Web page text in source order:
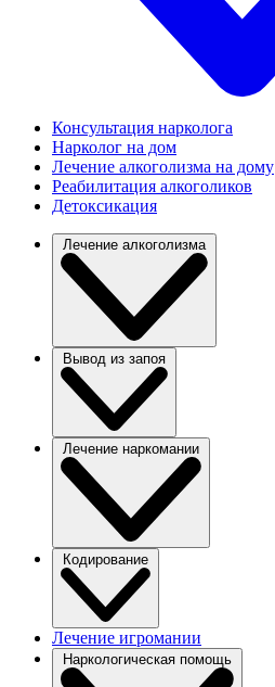
Консультация нарколога
Нарколог на дом
Лечение алкоголизма на дому
Реабилитация алкоголиков
Детоксикация
Лечение алкоголизма
Вывод из запоя
Лечение наркомании
Кодирование
Лечение игромании
Наркологическая помощь